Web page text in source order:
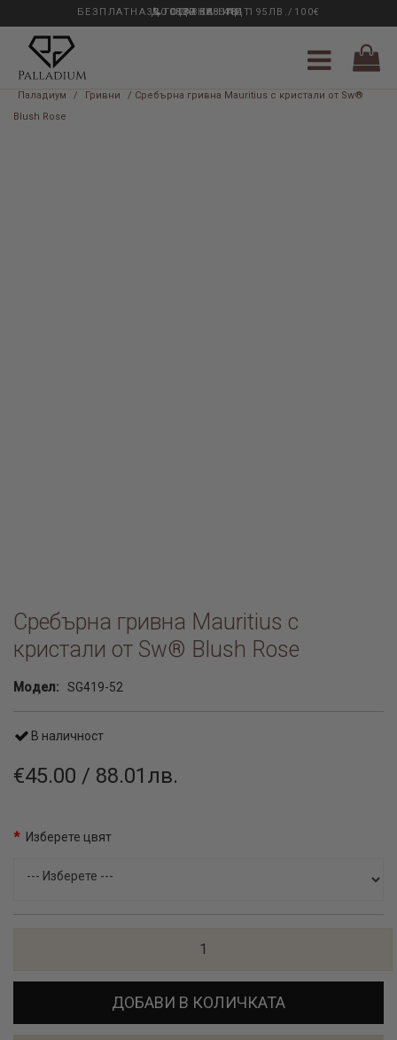
33 ГОДИНИ ОПИТ
БЕЗПЛАТНА ДОСТАВКА НАД 195ЛВ./100€
0889 888 484
Паладиум / Гривни
/ Сребърна гривна Mauritius с кристали от Sw®
Blush Rose
Сребърна гривна Mauritius с
кристали от Sw® Blush Rose
Модел: SG419-52
В наличност
€45.00 / 88.01лв.
Изберете цвят
ДОБАВИ В КОЛИЧКАТА